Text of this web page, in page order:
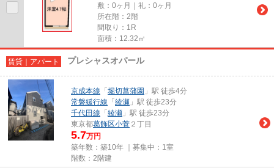
敷：0ヶ月｜礼：0ヶ月
所在階：2階
間取り：1R
面積：12.32㎡
賃貸｜アパート プレシャスオパール
京成本線 「 堀切菖蒲園 」駅 徒歩4分
常磐緩行線 「 綾瀬 」駅 徒歩23分
千代田線 「 綾瀬 」駅 徒歩23分
東京都葛飾区小菅 ２丁目
5.7万円
築年数：築10年 ｜募集中： 1室
階数：2階建